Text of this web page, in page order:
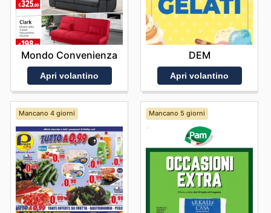
Mondo Convenienza
Apri volantino
DEM
Apri volantino
Mancano 4 giorni Mancano 5 giorni